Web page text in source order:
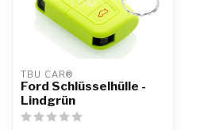
TBU CAR®
Ford Schlüsselhülle -
Lindgrün